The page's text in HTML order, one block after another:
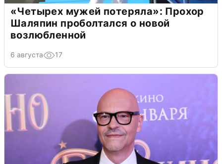
«Четырех мужей потеряла»: Прохор
Шаляпин проболтался о новой
возлюбленной
6 августа 17